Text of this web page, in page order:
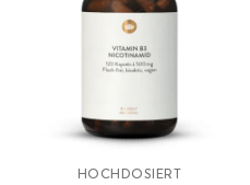
HOCHDOSIERT